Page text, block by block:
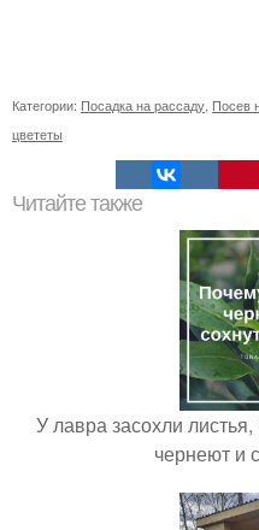
Категории: Посадка на рассаду Посев
цвететы
Читайте также
У лавра засохли
чернеют и